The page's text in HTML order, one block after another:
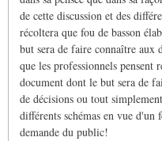
de cette discussion et des
récoltera que fou de basson
but sera de faire connaître aux
que les professionnels
document dont le but sera de
de décisions ou tout
différents schémas en vue d'un
demande du public!